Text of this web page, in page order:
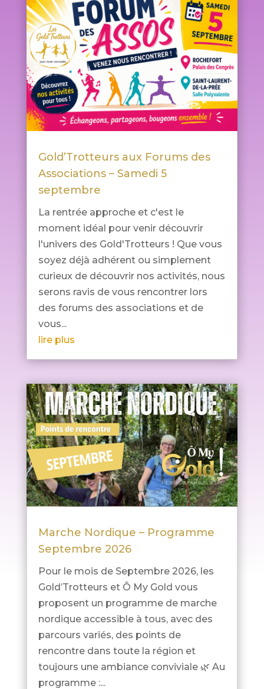
Gold’Trotteurs aux Forums des
Associations – Samedi 5
septembre
La rentrée approche et c'est le
moment idéal pour venir découvrir
l'univers des Gold'Trotteurs ! Que vous
soyez déjà adhérent ou simplement
curieux de découvrir nos activités, nous
serons ravis de vous rencontrer lors
des forums des associations et de
vous...
lire plus
Marche Nordique – Programme
Septembre 2026
Pour le mois de Septembre 2026, les
Gold’Trotteurs et Ô My Gold vous
proposent un programme de marche
nordique accessible à tous, avec des
parcours variés, des points de
rencontre dans toute la région et
toujours une ambiance conviviale 🌿 Au
programme :...